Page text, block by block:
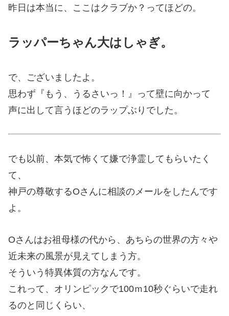
昨日は本当に、ここはクラブか？ってほどの。
ラッパーちゃん大はしゃぎ。
で、ございましたよ。
思わず『もう、うるさいっ！』って壁に向かって
声に出して言うほどのラップぶりでした。
でも以前、本気で怖くて嫌で浄霊してもらいたく
て、
神戸の尊敬するOさんに相談のメールをしたんです
よ。
Oさんはお祖母様の代から、あちらの世界の方々や
近未来の風景が見えてしまう方。
そういう特異体質の方なんです。
これって、オリンピックで100ｍ10秒ぐらいで走れ
るのと同じくらい、